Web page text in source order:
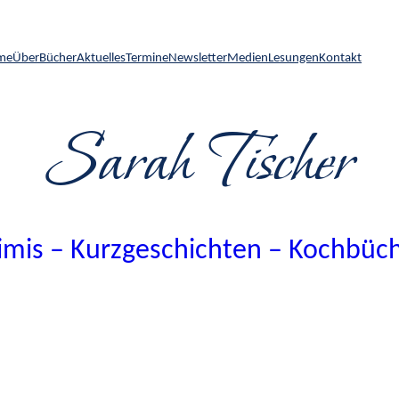
ÜberBücherAktuellesTermineNewsletterMedienLesungenKontakt
Sarah Tischer
– Kurzgeschichten –